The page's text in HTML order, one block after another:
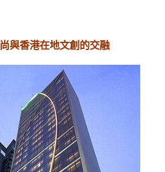
與香港在地文創的交融